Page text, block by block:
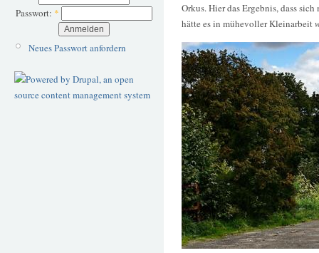
Passwort: *
Neues Passwort anfordern
Orkus. Hier das Ergebnis, dass
hätte es in mühevoller Kleinarbeit